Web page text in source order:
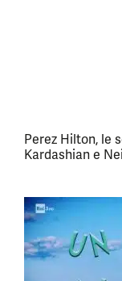
Perez Hilton, le
Kardashian e